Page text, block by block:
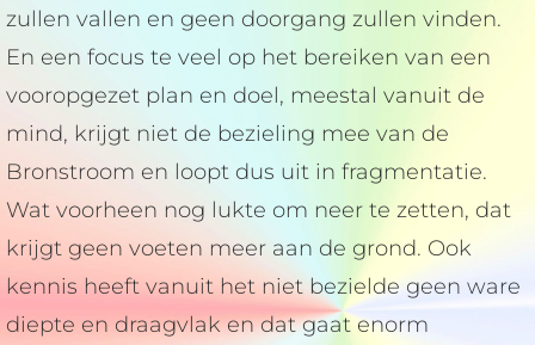
zullen vallen en geen doorgang zullen vinden.
En een focus te veel op het bereiken van een
vooropgezet plan en doel, meestal vanuit de
mind, krijgt niet de bezieling mee van de
Bronstroom en loopt dus uit in fragmentatie.
Wat voorheen nog lukte om neer te zetten, dat
krijgt geen voeten meer aan de grond. Ook
kennis heeft vanuit het niet bezielde geen ware
diepte en draagvlak en dat gaat enorm